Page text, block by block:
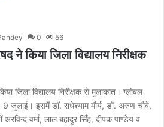
0 56
ने किया जिला विद्यालय निरीक्षक
जिला विद्यालय निरीक्षक से मुलाकात। ग्लोबल
9 जुलाई। इसमें डॉ. राधेश्याम मौर्य, डॉ. अरुण चौबे,
अरविन्द वर्मा, लाल बहादुर सिँह, दीपक पाण्डेय व